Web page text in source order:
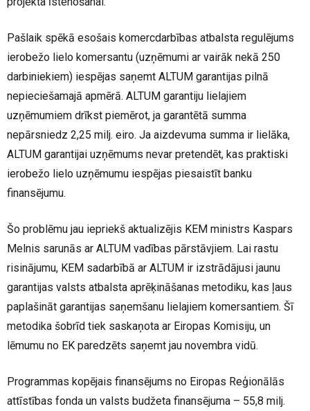
Pašlaik spēkā esošais komercdarbības atbalsta regulējums
ierobežo lielo komersantu (uzņēmumi ar vairāk nekā 250
darbiniekiem) iespējas saņemt ALTUM garantijas pilnā
nepieciešamajā apmērā. ALTUM garantiju lielajiem
uzņēmumiem drīkst piemērot, ja garantētā summa
nepārsniedz 2,25 milj. eiro. Ja aizdevuma summa ir lielāka,
ALTUM garantijai uzņēmums nevar pretendēt, kas praktiski
ierobežo lielo uzņēmumu iespējas piesaistīt banku
finansējumu.
Šo problēmu jau iepriekš aktualizējis KEM ministrs Kaspars
Melnis sarunās ar ALTUM vadības pārstāvjiem. Lai rastu
risinājumu, KEM sadarbībā ar ALTUM ir izstrādājusi jaunu
garantijas valsts atbalsta aprēķināšanas metodiku, kas ļaus
paplašināt garantijas saņemšanu lielajiem komersantiem. Šī
metodika šobrīd tiek saskaņota ar Eiropas Komisiju, un
lēmumu no EK paredzēts saņemt jau novembra vidū.
Programmas kopējais finansējums no Eiropas Reģionālās
attīstības fonda un valsts budžeta finansējuma – 55,8 milj.